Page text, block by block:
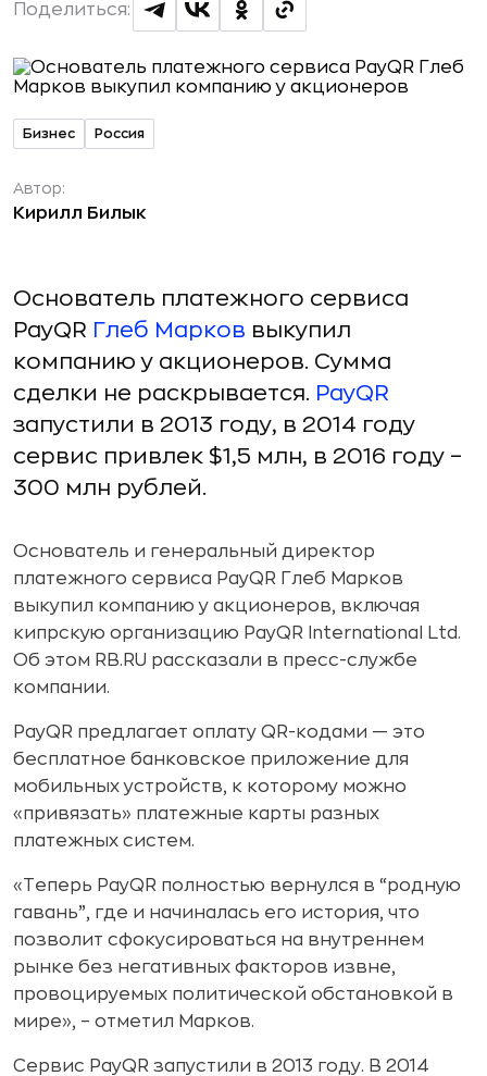
Поделиться:
Бизнес Россия
Автор:
Кирилл Билык
Основатель платежного сервиса
PayQR Глеб Марков выкупил
компанию у акционеров. Сумма
сделки не раскрывается. PayQR
запустили в 2013 году, в 2014 году
сервис привлек $1,5 млн, в 2016 году –
300 млн рублей.
Основатель и генеральный директор
платежного сервиса PayQR Глеб Марков
выкупил компанию у акционеров, включая
кипрскую организацию PayQR International Ltd.
Об этом RB.RU рассказали в пресс-службе
компании.
PayQR предлагает оплату QR-кодами — это
бесплатное банковское приложение для
мобильных устройств, к которому можно
«привязать» платежные карты разных
платежных систем.
«Теперь PayQR полностью вернулся в “родную
гавань”, где и начиналась его история, что
позволит сфокусироваться на внутреннем
рынке без негативных факторов извне,
провоцируемых политической обстановкой в
мире», – отметил Марков.
Сервис PayQR запустили в 2013 году. В 2014